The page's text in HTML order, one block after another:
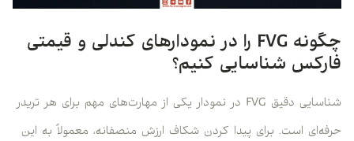
چگونه FVG را در نمودارهای کندلی و قیمتی
فارکس شناسایی کنیم؟
شناسایی دقیق FVG در نمودار یکی از مهارت‌های مهم برای هر تریدر
حرفه‌ای است. برای پیدا کردن شکاف ارزش منصفانه، معمولاً به این